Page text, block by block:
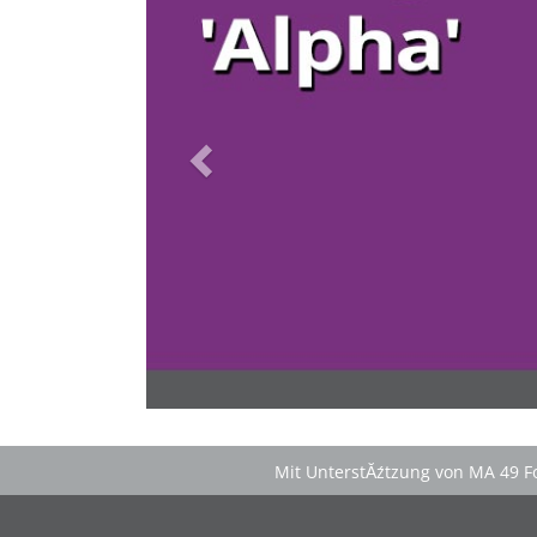
inklusive KĂźhl- und Catering-Support sowie
abendlichem Brennholz fĂźr das knisternde Lagerfeuer.
Im vertrauten Kreis die Natur erleben bei der'Green
im 'Nationalpark Donau-Auen' und genieĂŸen das
'Schlafnester CampLodges'
Mit UnterstĂźtzung von MA 49